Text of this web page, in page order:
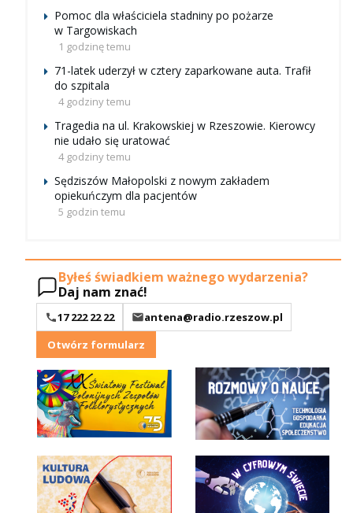
Pomoc dla właściciela stadniny po pożarze
w Targowiskach
1 godzinę temu
71-latek uderzył w cztery zaparkowane auta. Trafił
do szpitala
4 godziny temu
Tragedia na ul. Krakowskiej w Rzeszowie. Kierowcy
nie udało się uratować
4 godziny temu
Sędziszów Małopolski z nowym zakładem
opiekuńczym dla pacjentów
5 godzin temu
Byłeś świadkiem ważnego wydarzenia?
Daj nam znać!
17 222 22 22
antena@radio.rzeszow.pl
Otwórz formularz